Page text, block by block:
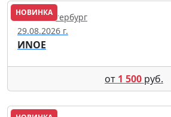
НОВИНКА
Санкт-Петербург
29.08.2026 г.
ИNОЕ
от 1 500 руб.